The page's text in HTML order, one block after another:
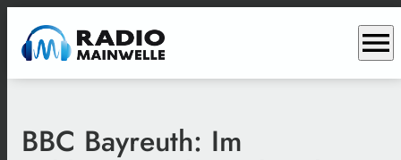
menu
BBC Bayreuth: Im